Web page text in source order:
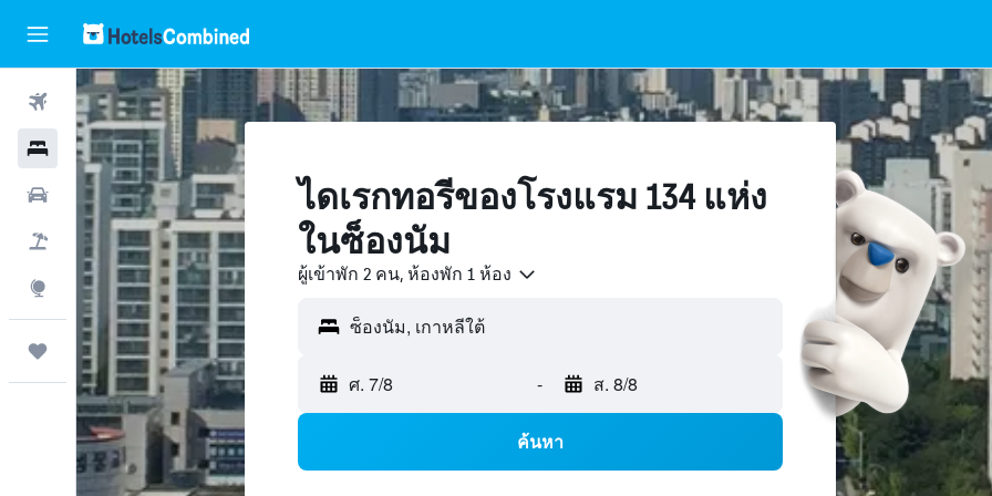
ตั๋วเครื่องบิน
โรงแรม
รถเช่า
เที่ยวบิน+โรงแรม
สำรวจ
ทริป
ไดเรกทอรีของโรงแรม 134 แห่ง
ในซ็องนัม
ผู้เข้าพัก 2 คน, ห้องพัก 1 ห้อง
ศ. 7/8 - ส. 8/8
ค้นหา